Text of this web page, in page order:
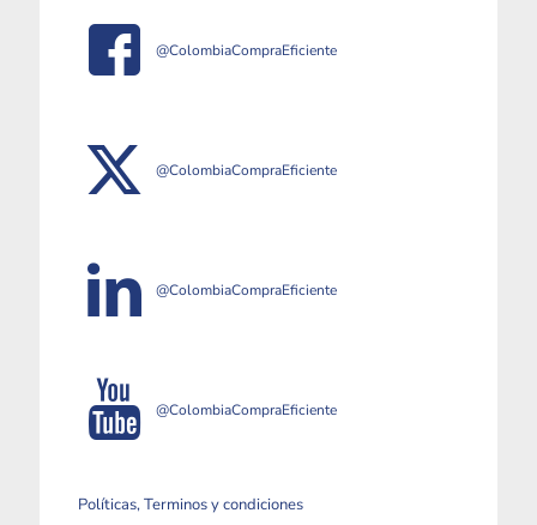
@ColombiaCompraEficiente
@ColombiaCompraEficiente
@ColombiaCompraEficiente
@ColombiaCompraEficiente
Políticas, Terminos y condiciones